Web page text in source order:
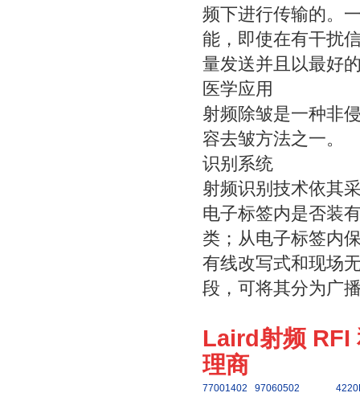
频下进行传输的。
能，即使在有干扰
量发送并且以最好
医学应用
射频除皱是一种非
容去皱方法之一。
识别系统
射频识别技术依其
电子标签内是否装
类；从电子标签内
有线改写式和现场
段，可将其分为广
Laird射频 RFI
理商
77001402 97060502